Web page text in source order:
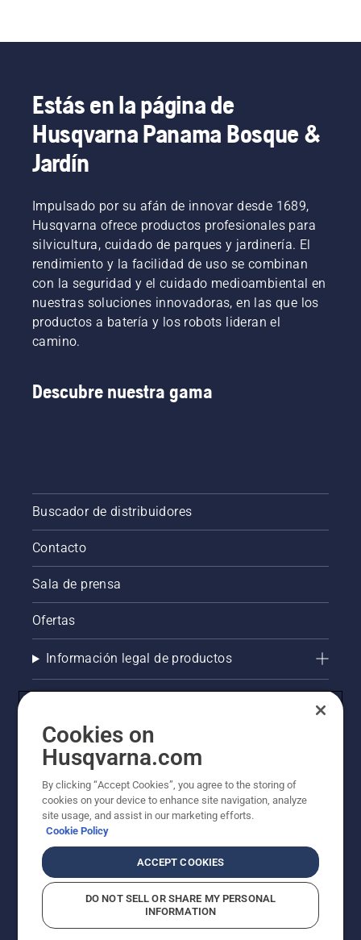
Estás en la página de
Husqvarna Panama Bosque &
Jardín
Impulsado por su afán de innovar desde 1689,
Husqvarna ofrece productos profesionales para
silvicultura, cuidado de parques y jardinería. El
rendimiento y la facilidad de uso se combinan
con la seguridad y el cuidado medioambiental en
nuestras soluciones innovadoras, en las que los
productos a batería y los robots lideran el
camino.
Descubre nuestra gama
Buscador de distribuidores
Contacto
Sala de prensa
Ofertas
Información legal de productos
AlertLine/Canal de Denúncias
La visión de Husqvarna sobre la sostenibilidad
Cookies on
Husqvarna.com
By clicking “Accept Cookies”, you agree to the storing of
cookies on your device to enhance site navigation, analyze
site usage, and assist in our marketing efforts.
Cookie Policy
ACCEPT COOKIES
DO NOT SELL OR SHARE MY PERSONAL
INFORMATION